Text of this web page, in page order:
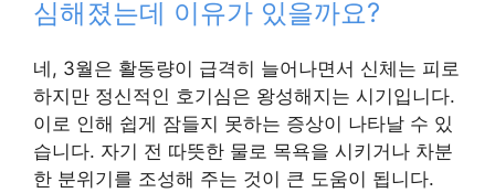
심해졌는데 이유가 있을까요?
네, 3월은 활동량이 급격히 늘어나면서 신체는 피로
하지만 정신적인 호기심은 왕성해지는 시기입니다.
이로 인해 쉽게 잠들지 못하는 증상이 나타날 수 있
습니다. 자기 전 따뜻한 물로 목욕을 시키거나 차분
한 분위기를 조성해 주는 것이 큰 도움이 됩니다.